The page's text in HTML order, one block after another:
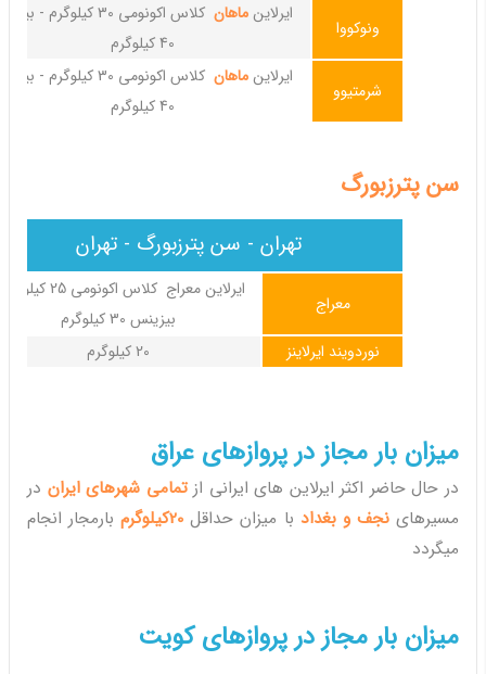
ایرلاینماهان
کلاس اکونومی 30 کیلوگرم -
40 کیلوگرم
ونوکووا
ایرلاینماهان
کلاس اکونومی 30 کیلوگرم -
40 کیلوگرم
شرمتیوو
سن پترزبورگ
تهران - سن پترزبورگ - تهران
ایرلاین معراج کلاس اکونومی
بیزینس 30 کیلوگرم
معراج
20 کیلوگرم
نوردویند ایرلاینز
میزان بار مجاز در پروازهای عراق
در حال حاضر اکثر ایرلاین های ایرانی ازتمامی شهرهای ایران در
مسیرهاینجف و بغداد با میزان حداقل 20کیلوگرم
بارمجار انجام
میگردد
میزان بار مجاز در پروازهای کویت